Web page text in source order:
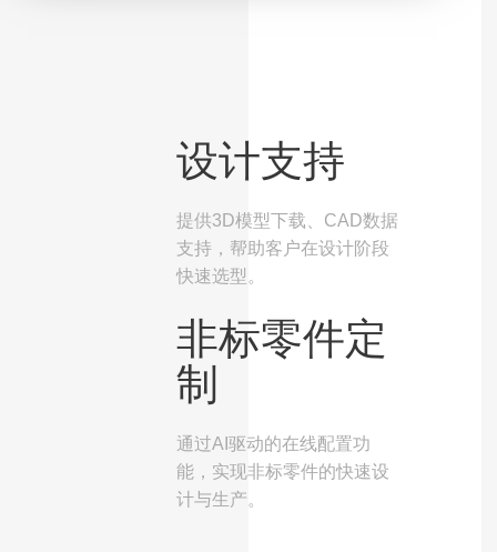
设计支持
提供3D模型下载、CAD数据
支持，帮助客户在设计阶段
快速选型。
非标零件定
制
通过AI驱动的在线配置功
能，实现非标零件的快速设
计与生产。